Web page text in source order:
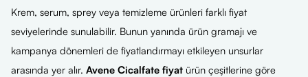
Krem, serum, sprey veya temizleme ürünleri farklı fiyat
seviyelerinde sunulabilir. Bunun yanında ürün gramajı ve
kampanya dönemleri de fiyatlandırmayı etkileyen unsurlar
arasında yer alır. Avene Cicalfate fiyat ürün çeşitlerine göre